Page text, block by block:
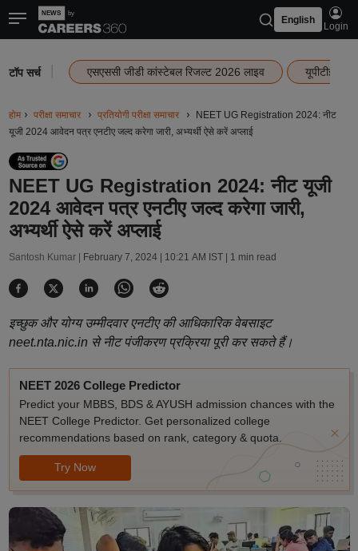
English
Login
टॉप सर्च एसएससी जीडी कांस्टेबल रिजल्ट 2026 लाइव यूपीटीईटी
होम परीक्षा समाचार प्रतियोगी परीक्षा समाचार
NEET UG Registration 2024: नीट
यूजी 2024 आवेदन पत्र एनटीए जल्द करेगा जारी, अभ्यर्थी ऐसे करें अप्लाई
NEET UG Registration 2024: नीट यूजी
2024 आवेदन पत्र एनटीए जल्द करेगा जारी,
अभ्यर्थी ऐसे करें अप्लाई
Santosh Kumar | February 7, 2024 | 10:21 AM IST| 1 min read
इच्छुक और योग्य उम्मीदवार एनटीए की आधिकारिक वेबसाइट
neet.nta.nic.in से नीट पंजीकरण प्रक्रिया पूरी कर सकते हैं।
NEET 2026 College Predictor
Predict your MBBS, BDS & AYUSH admission chances with the
NEET College Predictor. Get personalized college
recommendations based on rank, category & quota.
Try Now